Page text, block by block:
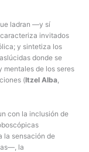
ladran —y sí
invitados
y sintetiza los
donde se
mentales de los seres
(Itzel Alba,
con la inclusión de
la sensación de
la